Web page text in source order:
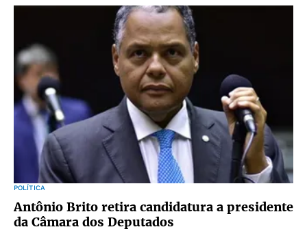
POLÍTICA
Antônio Brito retira candidatura a presidente
da Câmara dos Deputados